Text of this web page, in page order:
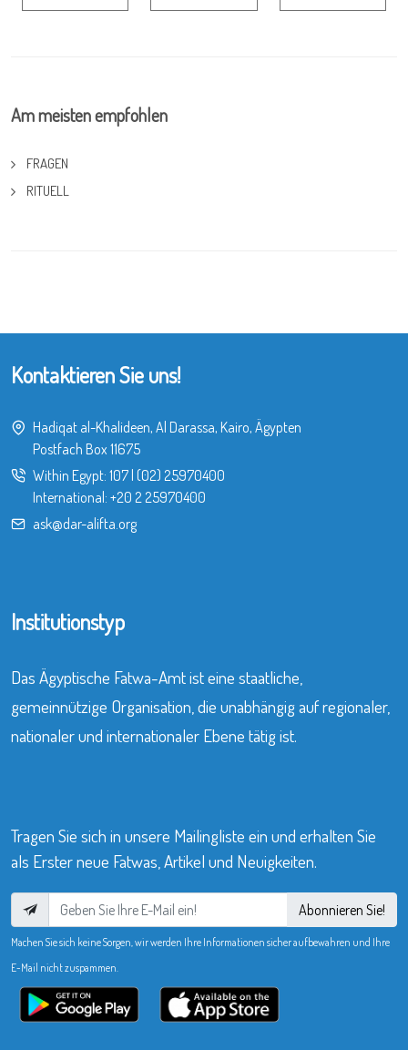
Am meisten empfohlen
FRAGEN
RITUELL
Kontaktieren Sie uns!
Hadiqat al-Khalideen, Al Darassa, Kairo, Ägypten
Postfach Box 11675
Within Egypt: 107 (02) 25970400
International: +20 2 25970400
ask@dar-alifta.org
Institutionstyp
Das Ägyptische Fatwa-Amt ist eine staatliche,
gemeinnützige Organisation, die unabhängig auf regionaler,
nationaler und internationaler Ebene tätig ist.
Tragen Sie sich in unsere Mailingliste ein und erhalten Sie
als Erster neue Fatwas, Artikel und Neuigkeiten.
Abonnieren Sie!
Machen Sie sich keine Sorgen, wir werden Ihre Informationen sicher aufbewahren und Ihre
E-Mail nicht zuspammen.